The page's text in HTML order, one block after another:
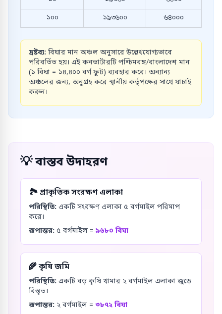
১০০
১৯৩৬০০ ৬৪০০০
দ্রষ্টব্য: বিঘার মান অঞ্চল অনুসারে উল্লেখযোগ্যভাবে
পরিবর্তিত হয়। এই কনভার্টারটি পশ্চিমবঙ্গ/বাংলাদেশ মান
(১ বিঘা = ১৪,৪০০ বর্গ ফুট) ব্যবহার করে। অন্যান্য
অঞ্চলের জন্য, অনুগ্রহ করে স্থানীয় কর্তৃপক্ষের সাথে যাচাই
করুন।
💡বাস্তব উদাহরণ
🏞️ প্রাকৃতিক সংরক্ষণ এলাকা
পরিস্থিতি: একটি সংরক্ষণ এলাকা ৫ বর্গমাইল পরিমাপ
করে।
রূপান্তর: ৫ বর্গমাইল = ৯৬৮০ বিঘা
🌾কৃষি জমি
পরিস্থিতি: একটি বড় কৃষি খামার ২ বর্গমাইল এলাকা জুড়ে
বিস্তৃত।
রূপান্তর: ২ বর্গমাইল = ৩৮৭২ বিঘা